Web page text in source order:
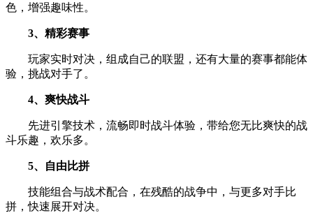
色，增强趣味性。
3、精彩赛事
玩家实时对决，组成自己的联盟，还有大量的赛事都能体
验，挑战对手了。
4、爽快战斗
先进引擎技术，流畅即时战斗体验，带给您无比爽快的战
斗乐趣，欢乐多。
5、自由比拼
技能组合与战术配合，在残酷的战争中，与更多对手比
拼，快速展开对决。